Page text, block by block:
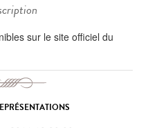
sur le site officiel du